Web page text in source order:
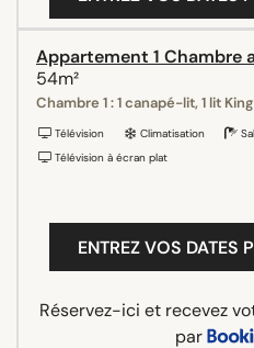
Appartement 1 Chambre
54m²
Chambre 1 : 1 canapé-lit, 1 lit
Télévision Climatisation
Télévision à écran plat
ENTREZ VOS DATES
Réservez-ici et recevez
par